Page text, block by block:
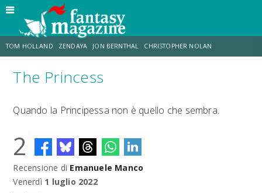
TOM HOLLAND ZENDAYA JON BERNTHAL CHRISTOPHER NOLAN
STRANIMONDI LUCCA COMICS & GAMES
The Princess
Quando la Principessa non è quello che sembra.
2
Recensione di Emanuele Manco
Venerdì 1 luglio 2022